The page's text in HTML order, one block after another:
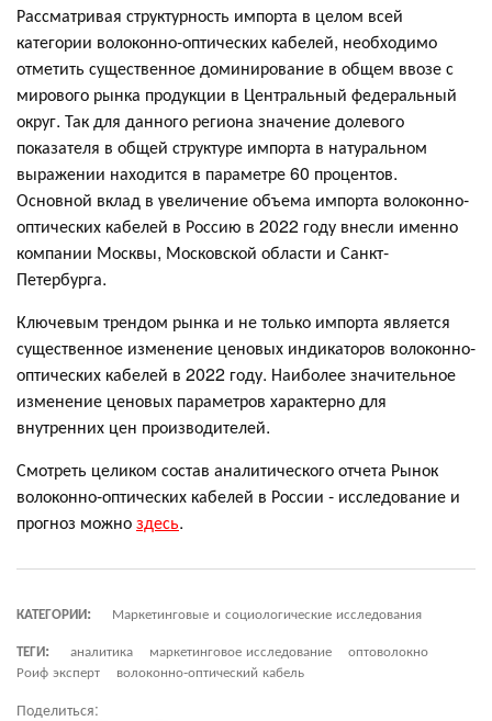
Рассматривая структурность импорта в целом всей
категории волоконно-оптических кабелей, необходимо
отметить существенное доминирование в общем ввозе с
мирового рынка продукции в Центральный федеральный
округ. Так для данного региона значение долевого
показателя в общей структуре импорта в натуральном
выражении находится в параметре 60 процентов.
Основной вклад в увеличение объема импорта волоконно-
оптических кабелей в Россию в 2022 году внесли именно
компании Москвы, Московской области и Санкт-
Петербурга.
Ключевым трендом рынка и не только импорта является
существенное изменение ценовых индикаторов волоконно-
оптических кабелей в 2022 году. Наиболее значительное
изменение ценовых параметров характерно для
внутренних цен производителей.
Смотреть целиком состав аналитического отчета Рынок
волоконно-оптических кабелей в России - исследование и
прогноз можноздесь.
КАТЕГОРИИ:
Маркетинговые и социологические исследования
ТЕГИ:
аналитика маркетинговое исследование
оптоволокно
Роиф эксперт
волоконно-оптический кабель
Поделиться: